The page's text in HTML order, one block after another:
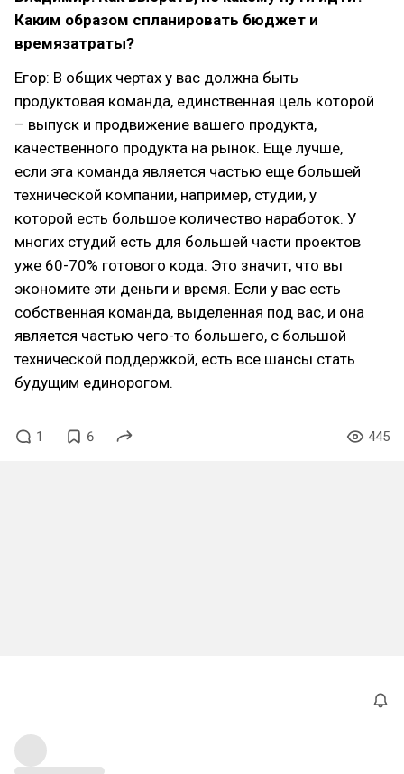
Каким образом спланировать бюджет и
времязатраты?
Егор: В общих чертах у вас должна быть
продуктовая команда, единственная цель которой
– выпуск и продвижение вашего продукта,
качественного продукта на рынок. Еще лучше,
если эта команда является частью еще большей
технической компании, например, студии, у
которой есть большое количество наработок. У
многих студий есть для большей части проектов
уже 60-70% готового кода. Это значит, что вы
экономите эти деньги и время. Если у вас есть
собственная команда, выделенная под вас, и она
является частью чего-то большего, с большой
технической поддержкой, есть все шансы стать
будущим единорогом.
1 6 445